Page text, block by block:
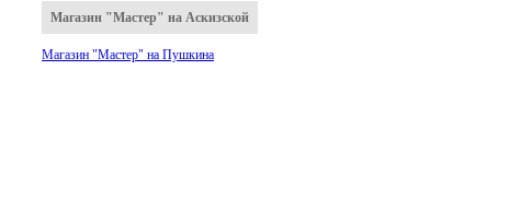
Магазин "Мастер" на Аскизской
Магазин "Мастер" на Пушкина